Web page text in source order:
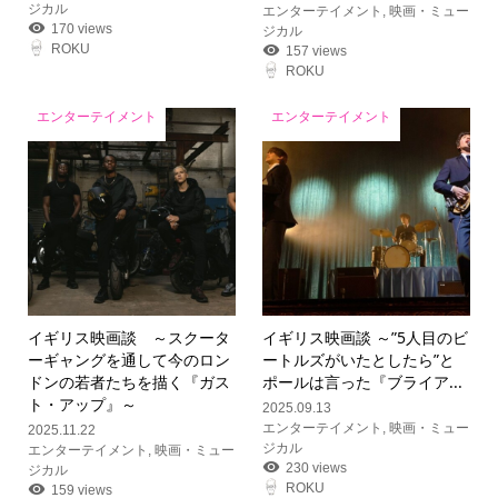
ジカル
170 views
ROKU
エンターテイメント , 映画・ミュー
ジカル
157 views
ROKU
エンターテイメント
イギリス映画談 ～スクータ
ーギャングを通して今のロン
ドンの若者たちを描く『ガス
ト・アップ』～
2025.11.22
エンターテイメント , 映画・ミュー
ジカル
159 views
エンターテイメント
イギリス映画談 ～”5人目のビ
ートルズがいたとしたら”と
ポールは言った『ブライア...
2025.09.13
エンターテイメント , 映画・ミュー
ジカル
230 views
ROKU